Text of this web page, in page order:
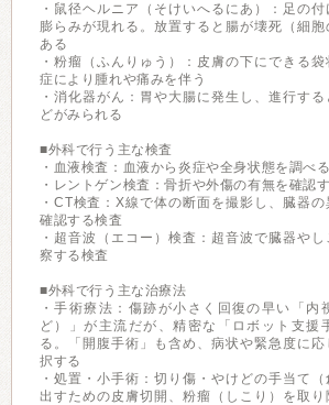
・鼠径ヘルニア（そけいへるにあ）：足の
膨らみが現れる。放置すると腸が壊死（細
ある
・粉瘤（ふんりゅう）：皮膚の下にできる
症により腫れや痛みを伴う
・消化器がん：胃や大腸に発生し、進行す
どがみられる
■外科で行う主な検査
・血液検査：血液から炎症や全身状態を調べ
・レントゲン検査：骨折や外傷の有無を確認
・CT検査：X線で体の断面を撮影し、臓器の
確認する検査
・超音波（エコー）検査：超音波で臓器や
察する検査
■外科で行う主な治療法
・手術療法：傷跡が小さく回復の早い「内
ど）」が主流だが、精密な「ロボット支援
る。「開腹手術」も含め、病状や緊急度に応
択する
・処置・小手術：切り傷・やけどの手当て
出すための皮膚切開、粉瘤（しこり）を取